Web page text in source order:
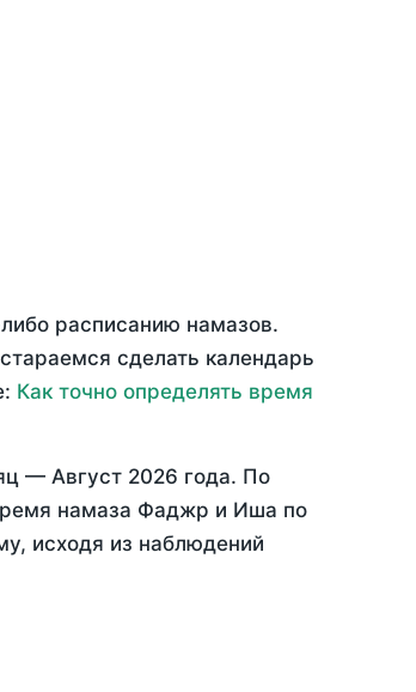
расписанию намазов.
сделать календарь
Как точно определять время
— Август 2026 года. По
намаза Фаджр и Иша по
исходя из наблюдений